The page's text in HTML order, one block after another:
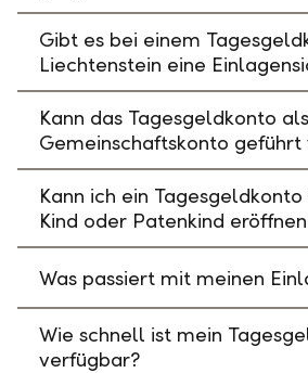
Gibt es bei einem
Liechtenstein eine
Kann das Tagesgeldkonto als
Gemeinschaftskonto geführt
Kann ich ein
Kind oder Patenkind
Was passiert mit meinen
Wie schnell ist mein
verfügbar?